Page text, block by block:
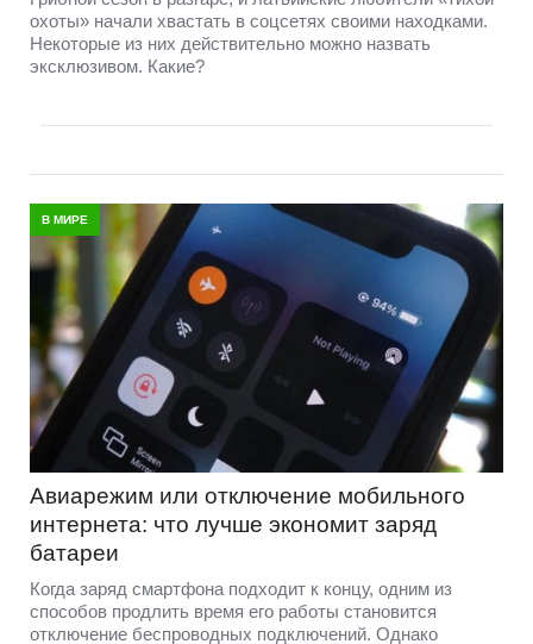
охоты» начали хвастать в соцсетях своими находками.
Некоторые из них действительно можно назвать
эксклюзивом. Какие?
В МИРЕ
Авиарежим или отключение мобильного
интернета: что лучше экономит заряд
батареи
Когда заряд смартфона подходит к концу, одним из
способов продлить время его работы становится
отключение беспроводных подключений. Однако